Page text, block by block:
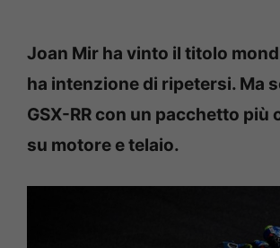
Joan Mir ha vinto il titolo
ha intenzione di ripetersi. Ma
GSX-RR con un pacchetto più
su motore e telaio.